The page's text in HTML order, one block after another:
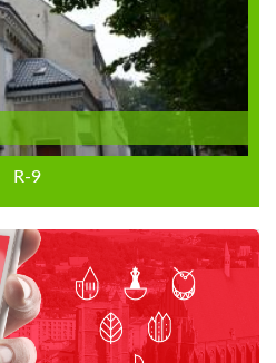
R-9